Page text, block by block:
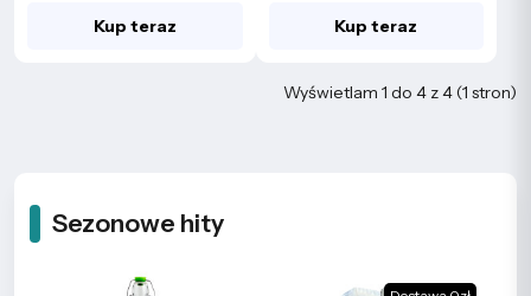
Kup teraz Kup teraz
Wyświetlam 1 do 4 z 4 (1 stron)
Sezonowe hity